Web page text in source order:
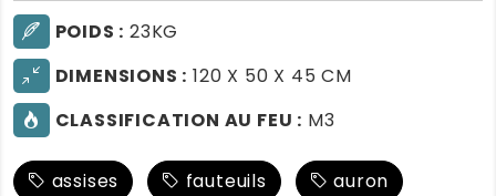
POIDS : 23KG
DIMENSIONS : 120 X 50 X 45 CM
CLASSIFICATION AU FEU : M3
assises fauteuils auron